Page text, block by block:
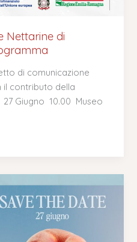
Nettarine di
di comunicazione
il contributo della
Giugno 10.00 Museo